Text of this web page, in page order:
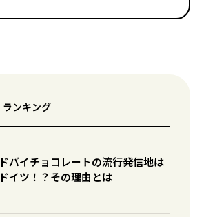
ランキング
ドバイチョコレートの流行発信地は
ドイツ！？その理由とは